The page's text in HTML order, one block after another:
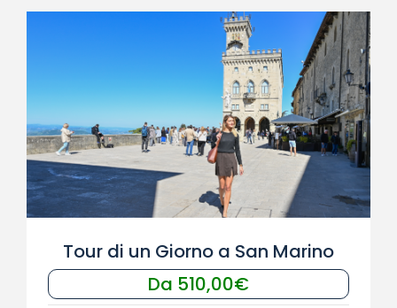
Tour di un Giorno a San Marino
Da 510,00€